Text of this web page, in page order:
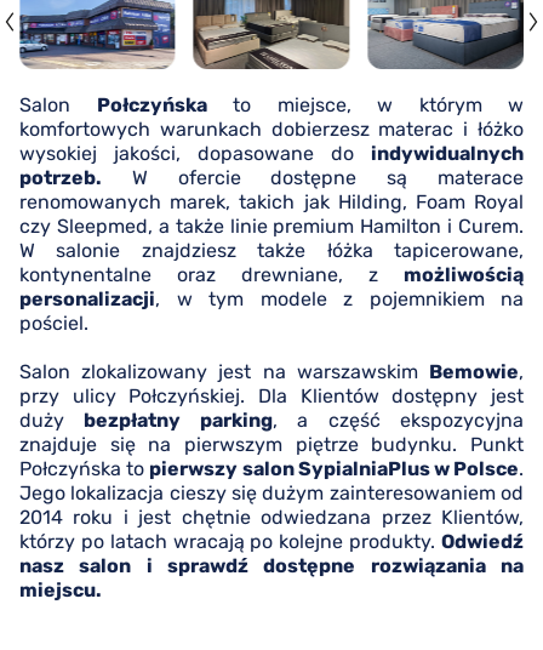
Salon Połczyńskato miejsce, w którym w
komfortowych warunkach dobierzesz materac i łóżko
wysokiej jakości, dopasowane do indywidualnych
potrzeb. W ofercie dostępne są materace
renomowanych marek, takich jak Hilding, Foam Royal
czy Sleepmed, a także linie premium Hamilton i Curem.
W salonie znajdziesz także łóżka tapicerowane,
kontynentalne oraz drewniane, z możliwością
personalizacji, w tym modele z pojemnikiem na
pościel.
Salon zlokalizowany jest na warszawskim Bemowie,
przy ulicy Połczyńskiej. Dla Klientów dostępny jest
duży bezpłatny parking, a część ekspozycyjna
znajduje się na pierwszym piętrze budynku. Punkt
Połczyńska to pierwszy salon SypialniaPlus w Polsce.
Jego lokalizacja cieszy się dużym zainteresowaniem od
2014 roku i jest chętnie odwiedzana przez Klientów,
którzy po latach wracają po kolejne produkty. Odwiedź
nasz salon i sprawdź dostępne rozwiązania na
miejscu.